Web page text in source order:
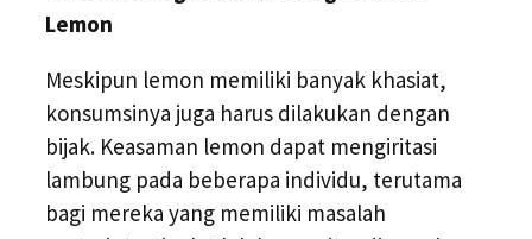
Lemon
Meskipun lemon memiliki banyak khasiat,
konsumsinya juga harus dilakukan dengan
bijak. Keasaman lemon dapat mengiritasi
lambung pada beberapa individu, terutama
bagi mereka yang memiliki masalah